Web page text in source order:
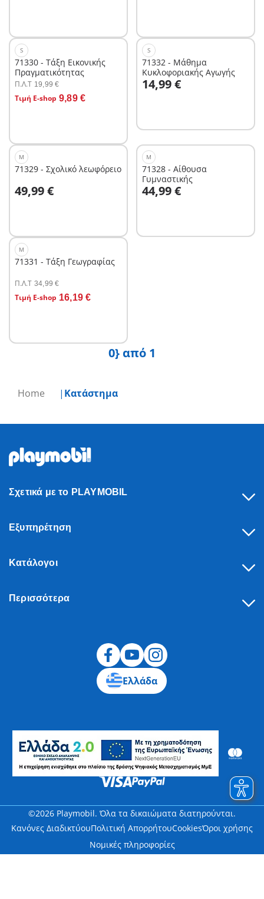
Home Κατάστημα
S
71330 - Τάξη Εικονικής
Πραγματικότητας
Π.Λ.T 19,99 €
Τιμή E-shop 9,89 €
Στο καλάθι
S
71332 - Μάθημα
Κυκλοφοριακής Αγωγής
14,99 €
Στο καλάθι
M
71329 - Σχολικό λεωφόρειο
49,99 €
M
71328 - Αίθουσα
Γυμναστικής
44,99 €
Στο καλάθι
M
71331 - Τάξη Γεωγραφίας
Π.Λ.T 34,99 €
Τιμή E-shop 16,19 €
Στο καλάθι
0} από 1
Σχετικά με το PLAYMOBIL
Εξυπηρέτηση
Κατάλογοι
Περισσότερα
Ελλάδα
©2026 Playmobil. Όλα τα δικαιώματα διατηρούνται.
Κανόνες ΔιαδικτύουΠολιτική ΑπορρήτουCookiesΌροι χρήσης
Νομικές πληροφορίες